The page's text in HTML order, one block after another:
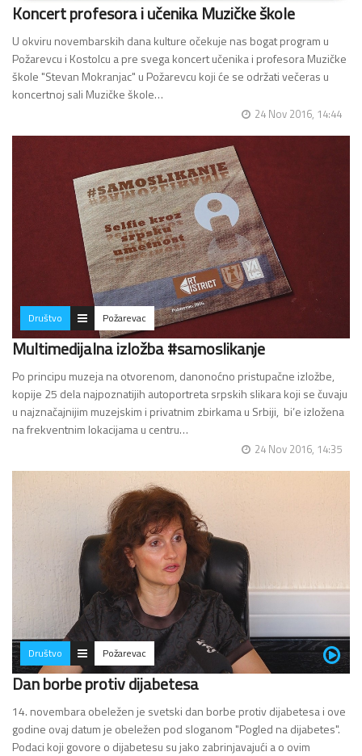
Koncert profesora i učenika Muzičke škole
U okviru novembarskih dana kulture očekuje nas bogat program u
Požarevcu i Kostolcu a pre svega koncert učenika i profesora Muzičke
škole "Stevan Mokranjac" u Požarevcu koji će se održati večeras u
koncertnoj sali Muzičke škole…
24 Nov 2016, 14:44
Društvo Požarevac
Multimedijalna izložba #samoslikanje
Po principu muzeja na otvorenom, danonoćno pristupačne izložbe,
kopije 25 dela najpoznatijih autoportreta srpskih slikara koji se čuvaju
u najznačajnijim muzejskim i privatnim zbirkama u Srbiji, bi’e izložena
na frekventnim lokacijama u centru…
24 Nov 2016, 14:35
Društvo Požarevac
Dan borbe protiv dijabetesa
14. novembara obeležen je svetski dan borbe protiv dijabetesa i ove
godine ovaj datum je obeležen pod sloganom "Pogled na dijabetes".
Podaci koji govore o dijabetesu su jako zabrinjavajući a o ovim